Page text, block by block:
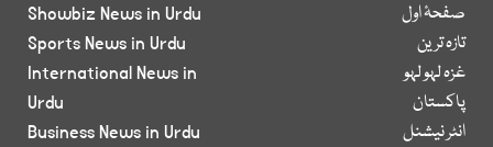
صفحۂ اول
تازہ ترین
غزہ لہو لہو
پاکستان
انٹر نیشنل
Showbiz News in Urdu
Sports News in Urdu
International News in
Urdu
Business News in Urdu